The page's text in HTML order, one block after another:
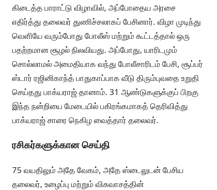
கிடைத்த பாராட்டு விழாவில், அப்போதைய அரசை
எதிர்த்து தலைவர் துணிச்சலாகப் பேசினார். விழா முடிந்து
வெளியே வரும்போது போலீஸ் மற்றும் கூட்டத்தால் ஒரு
பதற்றமான சூழல் நிலவியது. அப்போது, யாரிடமும்
சொல்லாமல் அமைதியாக வந்து போலீசாரிடம் பேசி, சூப்பர்
ஸ்டார் ரஜினிகாந்த் பாதுகாப்பாக வீடு திரும்புவதை உறுதி
செய்தது பாக்யராஜ் தானாம். 31 ஆண்டுகளுக்குப் பிறகு
இந்த நன்றியை மேடையில் பகிரங்கமாகத் தெரிவித்து
பாக்யராஜ் சாரை நெகிழ வைத்தார் தலைவர்.
ரசிகர்களுக்கான செய்தி
75 வயதிலும் அதே வேகம், அதே ஸ்டைலுடன் பேசிய
தலைவர், உழைப்பு மற்றும் விசுவாசத்தின்